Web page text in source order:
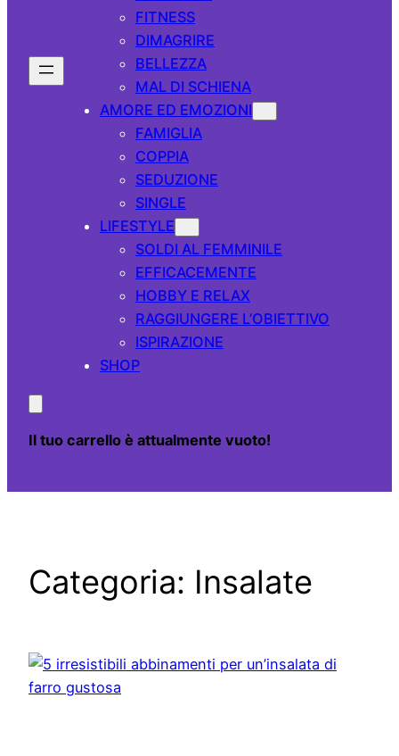
FITNESS
DIMAGRIRE
BELLEZZA
MAL DI SCHIENA
AMORE ED EMOZIONI
FAMIGLIA
COPPIA
SEDUZIONE
SINGLE
LIFESTYLE
SOLDI AL FEMMINILE
EFFICACEMENTE
HOBBY E RELAX
RAGGIUNGERE L’OBIETTIVO
ISPIRAZIONE
SHOP
Il tuo carrello è attualmente vuoto!
Categoria: Insalate